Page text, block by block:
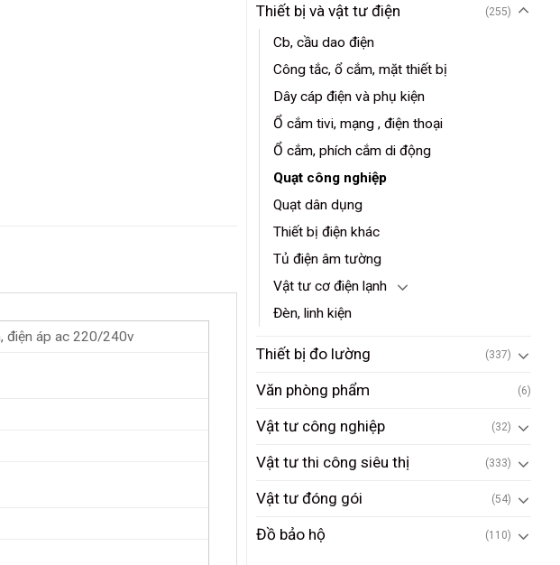
Thiết bị và vật tư điện (255)
Cb, cầu dao điện
Công tắc, ổ cắm, mặt thiết bị
Dây cáp điện và phụ kiện
Ổ cắm tivi, mạng , điện thoại
Ổ cắm, phích cắm di động
Quạt công nghiệp
Quạt dân dụng
Thiết bị điện khác
Tủ điện âm tường
Vật tư cơ điện lạnh
Đèn, linh kiện
Thiết bị đo lường (337)
Văn phòng phẩm (6)
Vật tư công nghiệp (32)
Vật tư thi công siêu thị (333)
Vật tư đóng gói (54)
Đồ bảo hộ (110)
điện áp ac 220/240v